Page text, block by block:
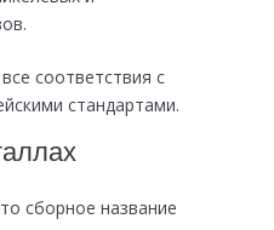
соответствия с
стандартами.
сборное название